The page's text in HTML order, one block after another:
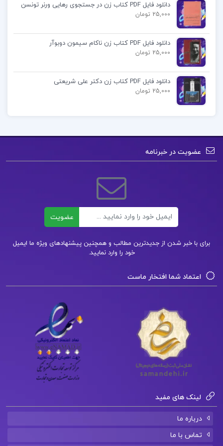
و…
دانلود پی دی اف کتاب زبان تخصصی مدیریت
پیشرفته داور ونوسPDF
کتاب زبان تخصصی مدیریت پیشرفته
زبان تخصصی مدیریت مقدماتی داور ونوس pdf
کتاب پیشنهادی📚
دانلود فایل PDF کتاب طراحی و توسعه آموزش
تعاملی مبتنی بروب دکتر مهران فرج اللهی
دانلود فایل PDF کتاب آموزش گام به گام برنامه
نویسی پایتون دکتر جواد وحیدی
دانلود فایل PDF کتاب زن در جستجوی رهایی ورنر تونسن
25,000 تومان
دانلود فایل PDF کتاب زن ناکام سیمون دوبوآر
25,000 تومان
دانلود فایل PDF کتاب زن دکتر علی شریعتی
25,000 تومان
عضویت در خبرنامه
عضویت
برای با خبر شدن از جدیدترین مطالب و همچنین پیشنهادهای ویژه ما ایمیل
خود را وارد نمایید.
اعتماد شما افتخار ماست
لینک های مفید
درباره ما
تماس با ما